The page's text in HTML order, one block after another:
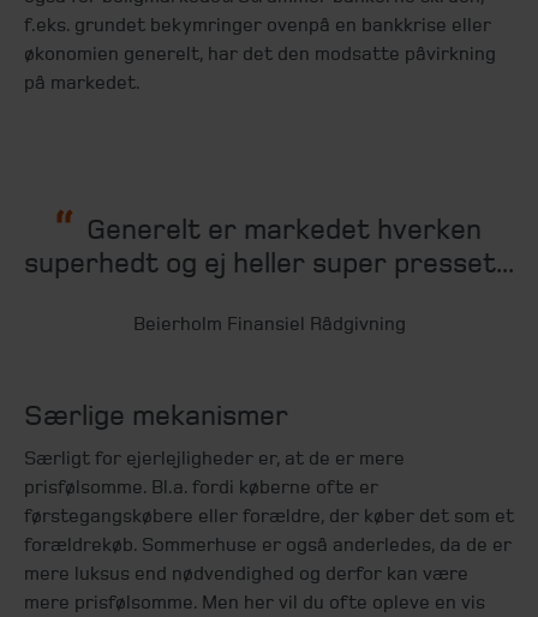
f.eks. grundet bekymringer ovenpå en bankkrise eller
økonomien generelt, har det den modsatte påvirkning
på markedet.
Generelt er markedet hverken
superhedt og ej heller super presset...
Beierholm Finansiel Rådgivning
Særlige mekanismer
Særligt for ejerlejligheder er, at de er mere
prisfølsomme. Bl.a. fordi køberne ofte er
førstegangskøbere eller forældre, der køber det som et
forældrekøb. Sommerhuse er også anderledes, da de er
mere luksus end nødvendighed og derfor kan være
mere prisfølsomme. Men her vil du ofte opleve en vis